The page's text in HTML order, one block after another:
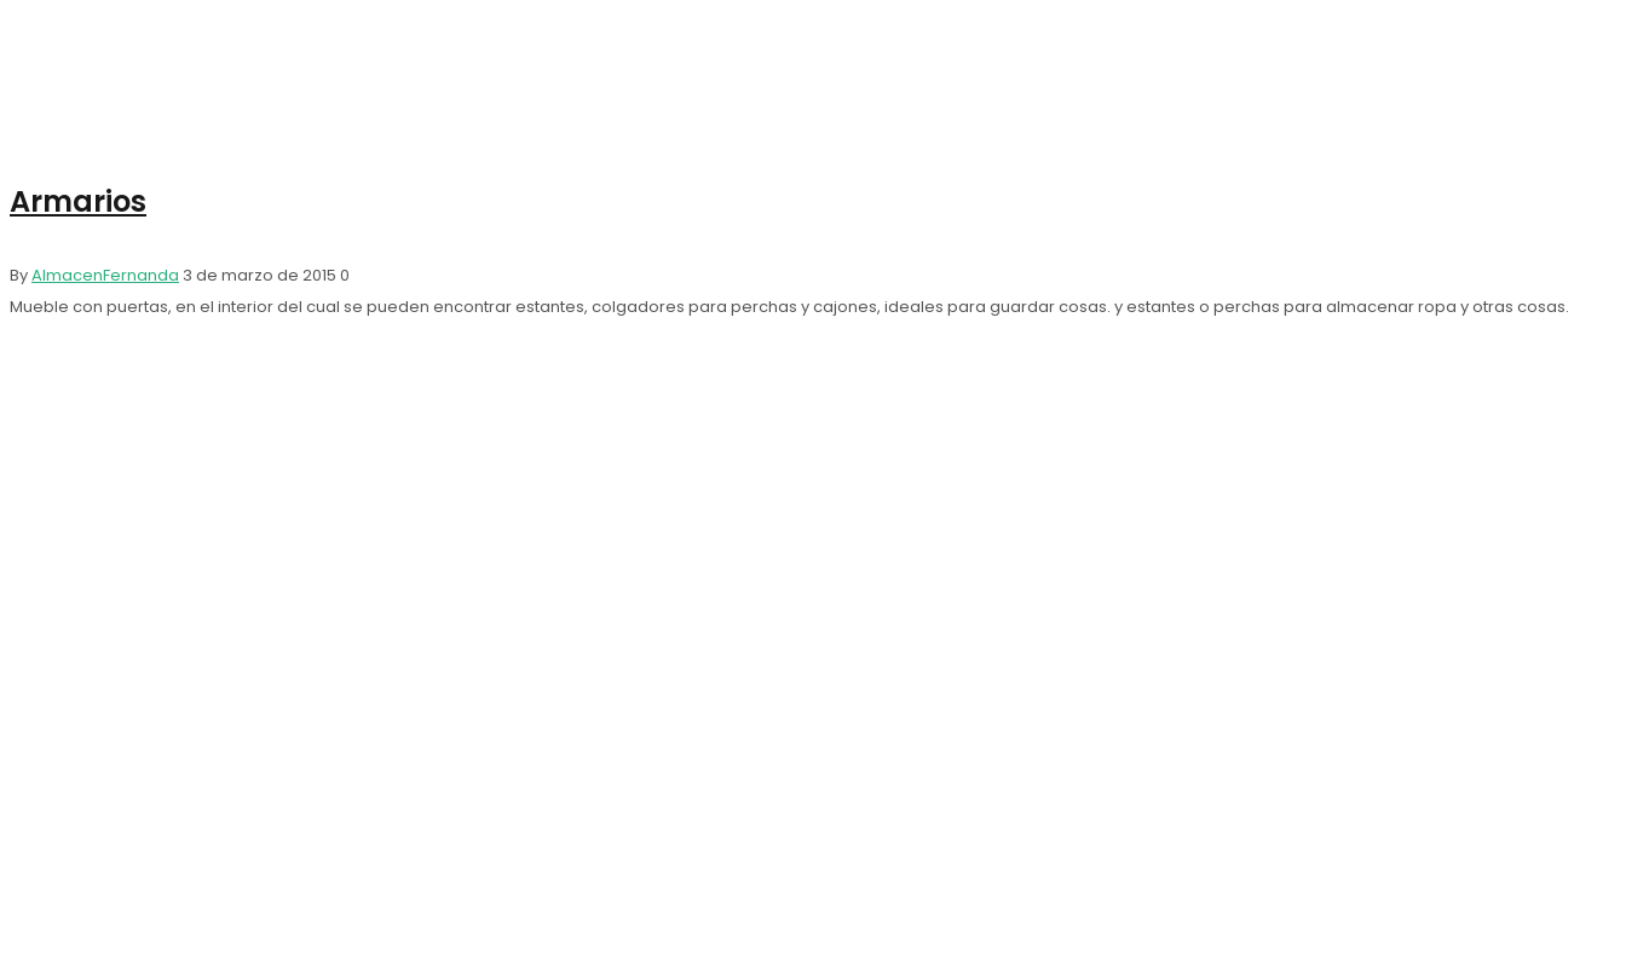
Armarios
ByAlmacenFernanda 3 de marzo de 2015 0
Mueble con puertas, en el interior del cual se pueden encontrar estantes, colgadores para perchas y cajones, ideales para guardar cosas. y estantes o perchas para almacenar ropa y otras cosas.